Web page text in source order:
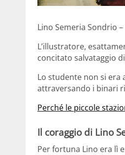
Lino Semeria Sondrio
L’illustratore,
concitato salvataggio
Lo studente non si era
attraversando i binari
Perché le piccole
Il coraggio di Lino
Per fortuna Lino era lì